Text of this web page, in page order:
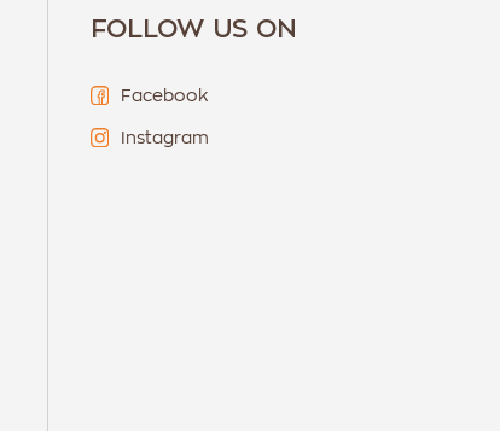
FOLLOW US ON
Facebook
Instagram